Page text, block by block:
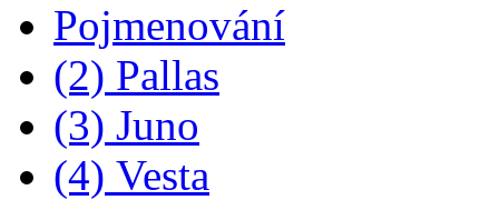
Pojmenování
(2) Pallas
(3) Juno
(4) Vesta